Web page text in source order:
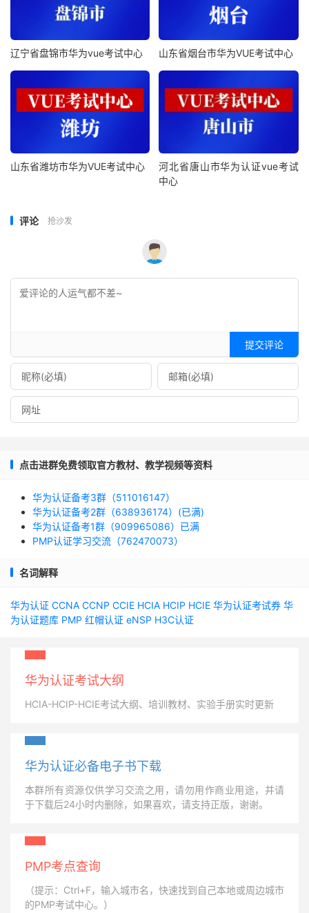
辽宁省盘锦市华为vue考试中心 山东省烟台市华为VUE考试中心
山东省潍坊市华为VUE考试中心
河北省唐山市华为认证vue考试
中心
评论 抢沙发
提交评论
点击进群免费领取官方教材、教学视频等资料
华为认证备考3群（511016147）
华为认证备考2群（638936174）(已满)
华为认证备考1群（909965086）已满
PMP认证学习交流（762470073）
名词解释
华为认证 CCNA CCNP CCIE HCIA HCIP HCIE 华为认证考试券 华
为认证题库 PMP 红帽认证 eNSP H3C认证
华为认证考试大纲
HCIA-HCIP-HCIE考试大纲、培训教材、实验手册实时更新
华为认证必备电子书下载
本群所有资源仅供学习交流之用，请勿用作商业用途，并请
于下载后24小时内删除，如果喜欢，请支持正版，谢谢。
PMP考点查询
（提示：Ctrl+F，输入城市名，快速找到自己本地或周边城市
的PMP考试中心。）